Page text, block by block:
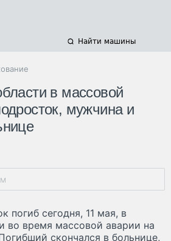
Найти машины
в массовой
мужчина и
погиб сегодня, 11 мая, в
во время массовой аварии на
скончался в больнице,